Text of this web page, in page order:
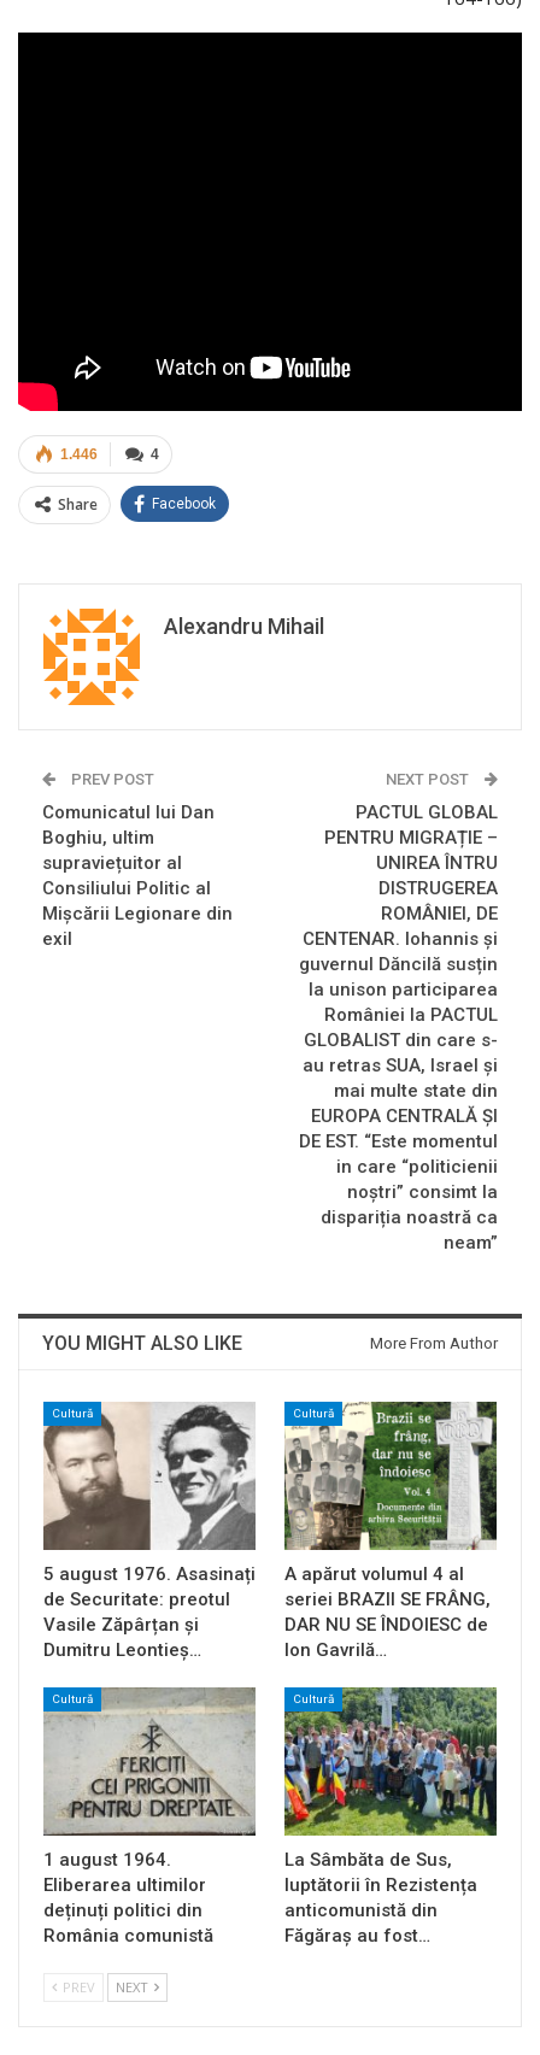
4
1.446
Share Facebook
Alexandru Mihail
PREV POST
Comunicatul lui Dan
Boghiu, ultim
supraviețuitor al
Consiliului Politic al
Mișcării Legionare din
exil
NEXT POST
PACTUL GLOBAL
PENTRU MIGRAȚIE –
UNIREA ÎNTRU
DISTRUGEREA
ROMÂNIEI, DE
CENTENAR. Iohannis și
guvernul Dăncilă susțin
la unison participarea
României la PACTUL
GLOBALIST din care s-
au retras SUA, Israel și
mai multe state din
EUROPA CENTRALĂ ȘI
DE EST. “Este momentul
in care “politicienii
noștri” consimt la
dispariția noastră ca
neam”
YOU MIGHT ALSO LIKE More From Author
Cultură
5 august 1976. Asasinați
de Securitate: preotul
Vasile Zăpârțan și
Dumitru Leontieș…
Cultură
A apărut volumul 4 al
seriei BRAZII SE FRÂNG,
DAR NU SE ÎNDOIESC de
Ion Gavrilă…
Cultură
1 august 1964.
Eliberarea ultimilor
deținuți politici din
România comunistă
Cultură
La Sâmbăta de Sus,
luptătorii în Rezistența
anticomunistă din
Făgăraș au fost…
PREV NEXT